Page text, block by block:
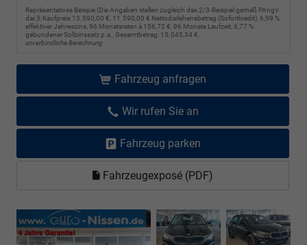
Repräsentatives Beispie (Die Angaben stellen zugleich das 2/3-Beispiel gemäß PAngV
dar.)l: Kaufpreis 13.590,00 €, 11.590,00 € Nettodarlehensbetrag (Sofortkredit), 6,99 %
effektiver Jahreszins, 96 Monatsraten à 156,72 €, 96 Monate Laufzeit, 6,77 %
gebundener Sollzinssatz p.a., Gesamtbetrag: 15.045,34 €.
unverbindliche Berechnung
Fahrzeug anfragen
Wir rufen Sie an
Fahrzeug parken
Fahrzeugexposé (PDF)